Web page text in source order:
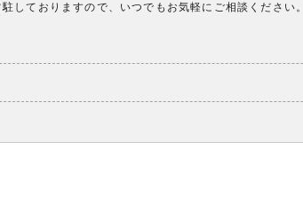
しておりますので、いつでもお気軽にご相談ください。